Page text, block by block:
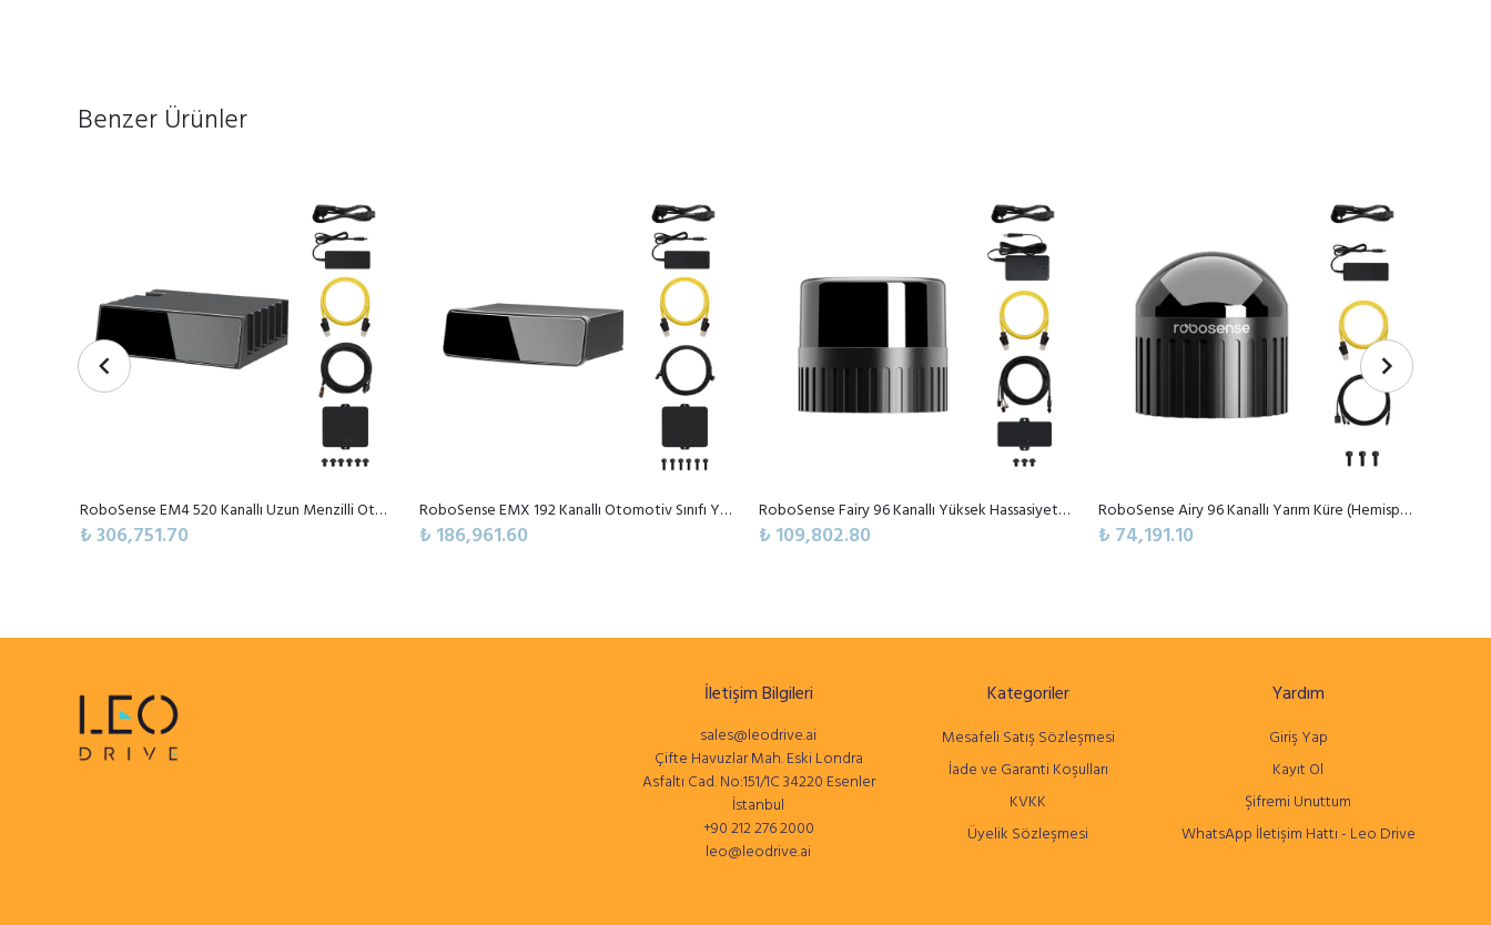
Benzer Ürünler
RoboSense EM4 520 Kanallı Uzun Menzilli Otomotiv Dijital LiDAR Sensörü
₺ 306,751.70
RoboSense EMX 192 Kanallı Otomotiv Sınıfı Yüksek Performanslı Dijital LiDAR Sensörü
₺ 186,961.60
RoboSense Fairy 96 Kanallı Yüksek Hassasiyetli Orta Menzilli Dijital LiDAR Sensörü
₺ 109,802.80
RoboSense Airy 96 Kanallı Yarım Küre (Hemispherical) Dijital LiDAR Sensörü
₺ 74,191.10
Kategoriler
Mesafeli Satış Sözleşmesi
İade ve Garanti Koşulları
KVKK
Üyelik Sözleşmesi
İletişim Bilgileri
sales@leodrive.ai
Çifte Havuzlar Mah. Eski Londra
Asfaltı Cad. No:151/1C 34220 Esenler
İstanbul
+90 212 276 2000
leo@leodrive.ai
Yardım
Giriş Yap
Kayıt Ol
Şifremi Unuttum
WhatsApp İletişim Hattı - Leo Drive